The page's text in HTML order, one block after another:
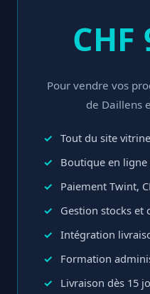
CHF
Pour vendre vos
de Daillens
Tout du site
Boutique en
Paiement Twint,
Gestion stocks et
Intégration
Formation
Livraison dès 15